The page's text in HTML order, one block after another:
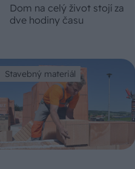
Dom na celý život stojí za
dve hodiny času
Stavebný materiál